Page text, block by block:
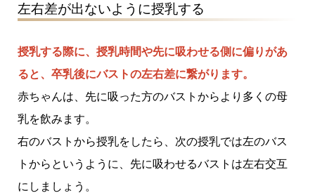
左右差が出ないように授乳する
授乳する際に、授乳時間や先に吸わせる側に偏りがあ
ると、卒乳後にバストの左右差に繋がります。
赤ちゃんは、先に吸った方のバストからより多くの母
乳を飲みます。
右のバストから授乳をしたら、次の授乳では左のバス
トからというように、先に吸わせるバストは左右交互
にしましょう。